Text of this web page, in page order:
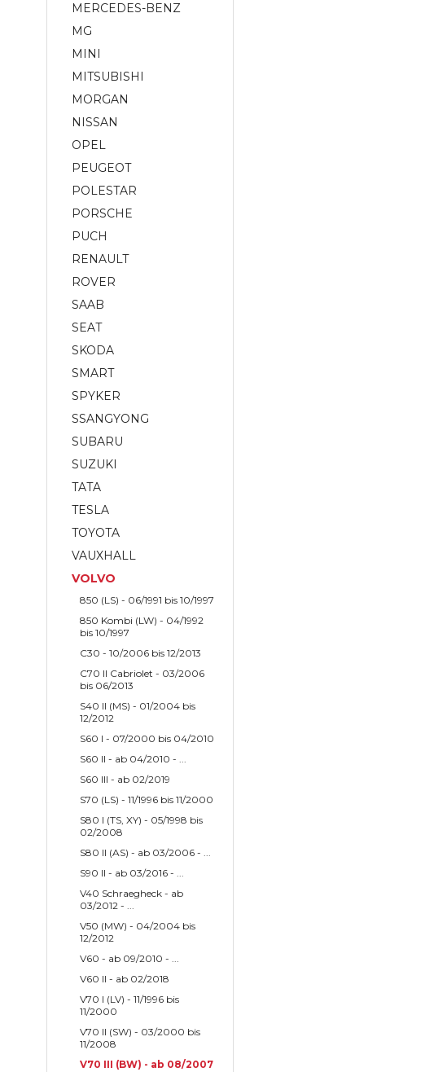
MERCEDES-BENZ
MG
MINI
MITSUBISHI
MORGAN
NISSAN
OPEL
PEUGEOT
POLESTAR
PORSCHE
PUCH
RENAULT
ROVER
SAAB
SEAT
SKODA
SMART
SPYKER
SSANGYONG
SUBARU
SUZUKI
TATA
TESLA
TOYOTA
VAUXHALL
VOLVO
850 (LS) - 06/1991 bis 10/1997
850 Kombi (LW) - 04/1992
bis 10/1997
C30 - 10/2006 bis 12/2013
C70 II Cabriolet - 03/2006
bis 06/2013
S40 II (MS) - 01/2004 bis
12/2012
S60 I - 07/2000 bis 04/2010
S60 II - ab 04/2010 - ...
S60 III - ab 02/2019
S70 (LS) - 11/1996 bis 11/2000
S80 I (TS, XY) - 05/1998 bis
02/2008
S80 II (AS) - ab 03/2006 - ...
S90 II - ab 03/2016 - ...
V40 Schraegheck - ab
03/2012 - ...
V50 (MW) - 04/2004 bis
12/2012
V60 - ab 09/2010 - ...
V60 II - ab 02/2018
V70 I (LV) - 11/1996 bis
11/2000
V70 II (SW) - 03/2000 bis
11/2008
V70 III (BW) - ab 08/2007